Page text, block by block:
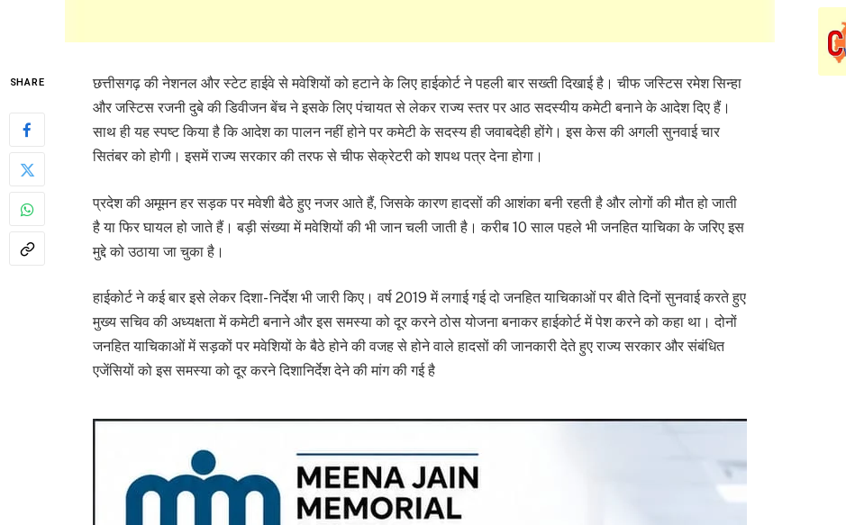
SHARE
छत्तीसगढ़ की नेशनल और स्टेट हाईवे से मवेशियों को हटाने के लिए हाईकोर्ट ने पहली बार सख्ती दिखाई है। चीफ जस्टिस रमेश सिन्हा
और जस्टिस रजनी दुबे की डिवीजन बेंच ने इसके लिए पंचायत से लेकर राज्य स्तर पर आठ सदस्यीय कमेटी बनाने के आदेश दिए हैं।
साथ ही यह स्पष्ट किया है कि आदेश का पालन नहीं होने पर कमेटी के सदस्य ही जवाबदेही होंगे। इस केस की अगली सुनवाई चार
सितंबर को होगी। इसमें राज्य सरकार की तरफ से चीफ सेक्रेटरी को शपथ पत्र देना होगा।
प्रदेश की अमूमन हर सड़क पर मवेशी बैठे हुए नजर आते हैं, जिसके कारण हादसों की आशंका बनी रहती है और लोगों की मौत हो जाती
है या फिर घायल हो जाते हैं। बड़ी संख्या में मवेशियों की भी जान चली जाती है। करीब 10 साल पहले भी जनहित याचिका के जरिए इस
मुद्दे को उठाया जा चुका है।
हाईकोर्ट ने कई बार इसे लेकर दिशा- निर्देश भी जारी किए। वर्ष 2019 में लगाई गई दो जनहित याचिकाओं पर बीते दिनों सुनवाई करते हुए
मुख्य सचिव की अध्यक्षता में कमेटी बनाने और इस समस्या को दूर करने ठोस योजना बनाकर हाईकोर्ट में पेश करने को कहा था। दोनों
जनहित याचिकाओं में सड़कों पर मवेशियों के बैठे होने की वजह से होने वाले हादसों की जानकारी देते हुए राज्य सरकार और संबंधित
एजेंसियों को इस समस्या को दूर करने दिशानिर्देश देने की मांग की गई है